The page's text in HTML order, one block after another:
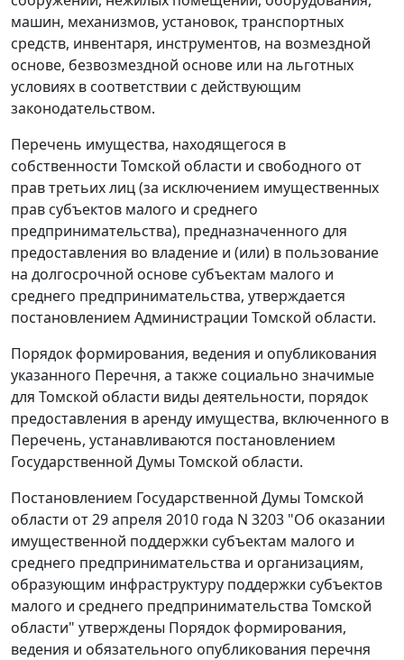
машин, механизмов, установок, транспортных
средств, инвентаря, инструментов, на возмездной
основе, безвозмездной основе или на льготных
условиях в соответствии с действующим
законодательством.
Перечень имущества, находящегося в
собственности Томской области и свободного от
прав третьих лиц (за исключением имущественных
прав субъектов малого и среднего
предпринимательства), предназначенного для
предоставления во владение и (или) в пользование
на долгосрочной основе субъектам малого и
среднего предпринимательства, утверждается
постановлением Администрации Томской области.
Порядок формирования, ведения и опубликования
указанного Перечня, а также социально значимые
для Томской области виды деятельности, порядок
предоставления в аренду имущества, включенного в
Перечень, устанавливаются постановлением
Государственной Думы Томской области.
Постановлением Государственной Думы Томской
области от 29 апреля 2010 года N 3203 "Об оказании
имущественной поддержки субъектам малого и
среднего предпринимательства и организациям,
образующим инфраструктуру поддержки субъектов
малого и среднего предпринимательства Томской
области" утверждены Порядокформирования,
ведения и обязательного опубликования перечня